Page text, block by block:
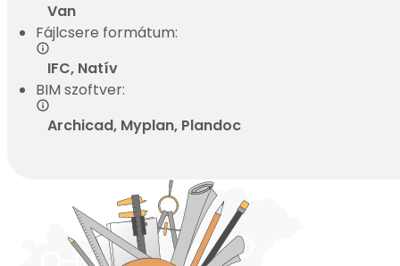
Van
Fájlcsere formátum:
IFC, Natív
BIM szoftver:
Archicad, Myplan, Plandoc